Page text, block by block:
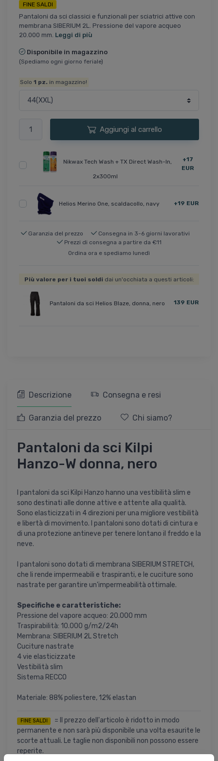
FINE SALDI
Pantaloni da sci classici e funzionali per sciatrici attive con
membrana SIBERIUM 2L. Pressione del vapore acqueo
20.000 mm. Leggi di più
Disponibile in magazzino
(Spediamo ogni giorno feriale)
Solo1 pz. in magazzino!
Aggiungi al carrello
Nikwax Tech Wash + TX Direct Wash-In,
2x300ml
+17
EUR
Helios Merino One, scaldacollo, navy +19 EUR
Garanzia del prezzo
Consegna in 3-6 giorni lavorativi
Prezzi di consegna a partire da €11
Ordina ora e spediamo lunedì
Più valore per i tuoi soldi dai un'occhiata a questi articoli:
Pantaloni da sci Helios Blaze, donna, nero 139 EUR
Descrizione Consegna e resi
Garanzia del prezzo Chi siamo?
Pantaloni da sci Kilpi
Hanzo-W donna, nero
I pantaloni da sci Kilpi Hanzo hanno una vestibilità slim e
sono destinati alle donne attive e attente alla qualità.
Sono elasticizzati in 4 direzioni per una migliore vestibilità
e libertà di movimento. I pantaloni sono dotati di cintura e
di una protezione antineve per tenere lontano il freddo e la
neve.
I pantaloni sono dotati di membrana SIBERIUM STRETCH,
che li rende impermeabili e traspiranti, e le cuciture sono
nastrate per garantire un'impermeabilità ottimale.
Specifiche e caratteristiche:
Pressione del vapore acqueo: 20.000 mm
Traspirabilità: 10.000 g/m2/24h
Membrana: SIBERIUM 2L Stretch
Cuciture nastrate
4 vie elasticizzate
Vestibilità slim
Sistema RECCO
Materiale: 88% poliestere, 12% elastan
FINE SALDI
= Il prezzo dell'articolo è ridotto in modo
permanente e non sarà più disponibile una volta esaurite le
scorte attuali. Le taglie non disponibili non possono essere
reperite.